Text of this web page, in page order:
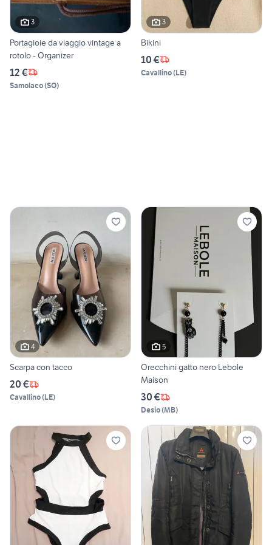
3
Portagioie da viaggio vintage a
rotolo - Organizer
12 €
Samolaco(SO)
3
Bikini
10 €
Cavallino(LE)
4
Scarpa con tacco
20 €
Cavallino(LE)
5
Orecchini gatto nero Lebole
Maison
30 €
Desio(MB)